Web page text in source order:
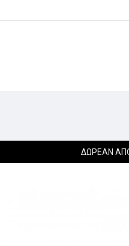
ΔΩΡΕΆΝ